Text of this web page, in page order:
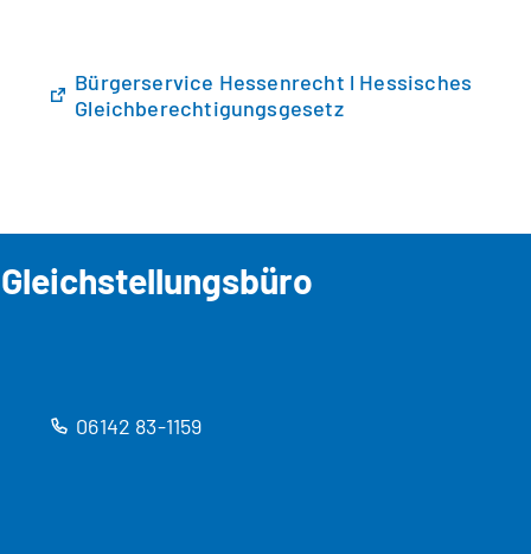
Bürgerservice Hessenrecht l Hessisches
Gleichberechtigungsgesetz
e
t
iGleichstellungsbüro
06142 83-1159